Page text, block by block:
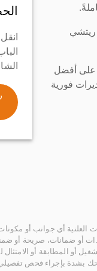
على أفضل
فورية
العلنية أي جوانب أو
أو ضمانات، صريحة أو
أو المطابقة أو الامتثال
بشدة بإجراء فحص